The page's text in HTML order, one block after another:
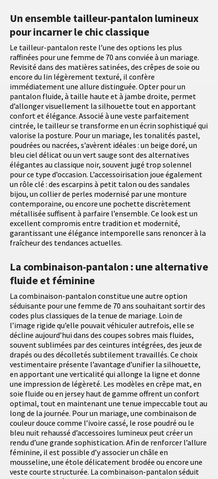
Un ensemble tailleur-pantalon lumineux
pour incarner le chic classique
Le tailleur-pantalon reste l’une des options les plus
raffinées pour une femme de 70 ans conviée à un mariage.
Revisité dans des matières satinées, des crêpes de soie ou
encore du lin légèrement texturé, il confère
immédiatement une allure distinguée. Opter pour un
pantalon fluide, à taille haute et à jambe droite, permet
d’allonger visuellement la silhouette tout en apportant
confort et élégance. Associé à une veste parfaitement
cintrée, le tailleur se transforme en un écrin sophistiqué qui
valorise la posture. Pour un mariage, les tonalités pastel,
poudrées ou nacrées, s’avèrent idéales : un beige doré, un
bleu ciel délicat ou un vert sauge sont des alternatives
élégantes au classique noir, souvent jugé trop solennel
pour ce type d’occasion. L’accessoirisation joue également
un rôle clé : des escarpins à petit talon ou des sandales
bijou, un collier de perles modernisé par une monture
contemporaine, ou encore une pochette discrètement
métallisée suffisent à parfaire l’ensemble. Ce look est un
excellent compromis entre tradition et modernité,
garantissant une élégance intemporelle sans renoncer à la
fraîcheur des tendances actuelles.
La combinaison-pantalon : une alternative
fluide et féminine
La combinaison-pantalon constitue une autre option
séduisante pour une femme de 70 ans souhaitant sortir des
codes plus classiques de la tenue de mariage. Loin de
l’image rigide qu’elle pouvait véhiculer autrefois, elle se
décline aujourd’hui dans des coupes sobres mais fluides,
souvent sublimées par des ceintures intégrées, des jeux de
drapés ou des décolletés subtilement travaillés. Ce choix
vestimentaire présente l’avantage d’unifier la silhouette,
en apportant une verticalité qui allonge la ligne et donne
une impression de légèreté. Les modèles en crêpe mat, en
soie fluide ou en jersey haut de gamme offrent un confort
optimal, tout en maintenant une tenue impeccable tout au
long de la journée. Pour un mariage, une combinaison de
couleur douce comme l’ivoire cassé, le rose poudré ou le
bleu nuit rehaussé d’accessoires lumineux peut créer un
rendu d’une grande sophistication. Afin de renforcer l’allure
féminine, il est possible d’y associer un châle en
mousseline, une étole délicatement brodée ou encore une
veste courte structurée. La combinaison-pantalon séduit